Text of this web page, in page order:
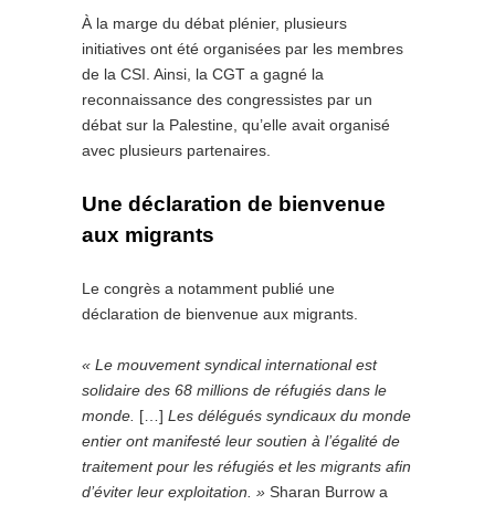
À la marge du débat plénier, plusieurs
initiatives ont été organisées par les membres
de la CSI. Ainsi, la CGT a gagné la
reconnaissance des congressistes par un
débat sur la Palestine, qu’elle avait organisé
avec plusieurs partenaires.
Une déclaration de bienvenue
aux migrants
Le congrès a notamment publié une
déclaration de bienvenue aux migrants.
« Le mouvement syndical international est
solidaire des 68 millions de réfugiés dans le
monde. […] Les délégués syndicaux du monde
entier ontmanifesté leur soutien à l’égalité de
traitement pour les réfugiés et les migrants afin
d’éviter leur exploitation. » Sharan Burrow a